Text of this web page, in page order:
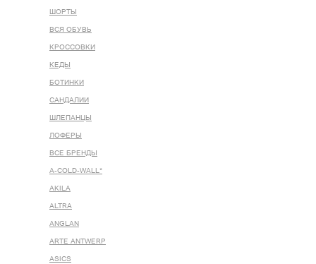
ШОРТЫ
ВСЯ ОБУВЬ
КРОССОВКИ
КЕДЫ
БОТИНКИ
САНДАЛИИ
ШЛЕПАНЦЫ
ЛОФЕРЫ
ВСЕ БРЕНДЫ
A-COLD-WALL*
AKILA
ALTRA
ANGLAN
ARTE ANTWERP
ASICS